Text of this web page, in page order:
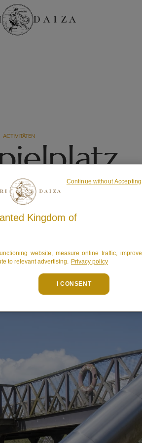
ACTIVITÄTEN
Kingdom of
website, measure online traffic, improve
to relevant advertising.
Privacy policy
I CONSENT
Continue without Accepting